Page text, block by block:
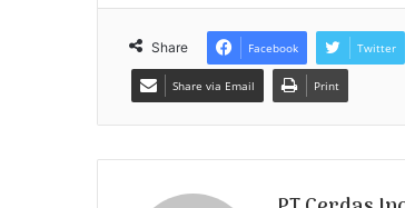
Share Facebook Twitter
Share via Email Print